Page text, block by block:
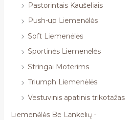
Pastorintais Kaušeliais
Push-up Liemenėlės
Soft Liemenėlės
Sportinės Liemenėlės
Stringai Moterims
Triumph Liemenėlės
Vestuvinis apatinis trikotažas
Liemenėlės Be Lankelių -